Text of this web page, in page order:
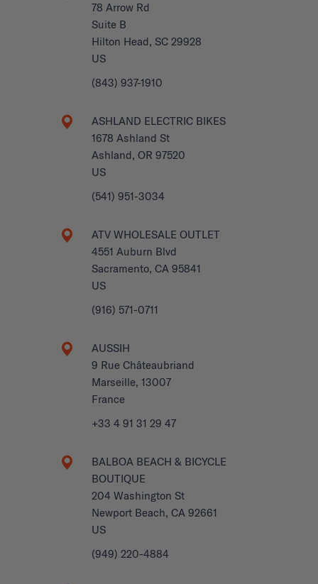
78 Arrow Rd
Suite B
Hilton Head, SC 29928
US
(843) 937-1910
ASHLAND ELECTRIC BIKES
1678 Ashland St
Ashland, OR 97520
US
(541) 951-3034
ATV WHOLESALE OUTLET
4551 Auburn Blvd
Sacramento, CA 95841
US
(916) 571-0711
AUSSIH
9 Rue Châteaubriand
Marseille, 13007
France
+33 4 91 31 29 47
BALBOA BEACH & BICYCLE
BOUTIQUE
204 Washington St
Newport Beach, CA 92661
US
(949) 220-4884